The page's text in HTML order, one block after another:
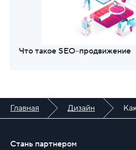
Что такое SEO-продвижение
Главная Дизайн
Стань партнером